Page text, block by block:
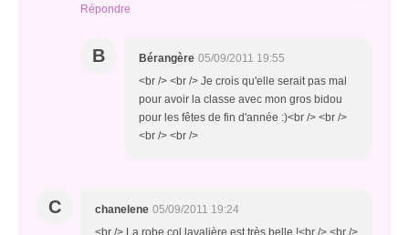
Répondre
B Bérangère 05/09/2011 19:55
<br /> <br /> Je crois qu'elle serait pas mal
pour avoir la classe avec mon gros bidou
pour les fêtes de fin d'année :)<br /> <br />
<br /> <br />
C chanelene 05/09/2011 19:24
<br /> La robe col lavalière est très belle !<br /> <br />